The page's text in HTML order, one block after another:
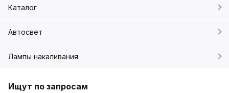
Каталог
Автосвет
Лампы накаливания
Ищут по запросам